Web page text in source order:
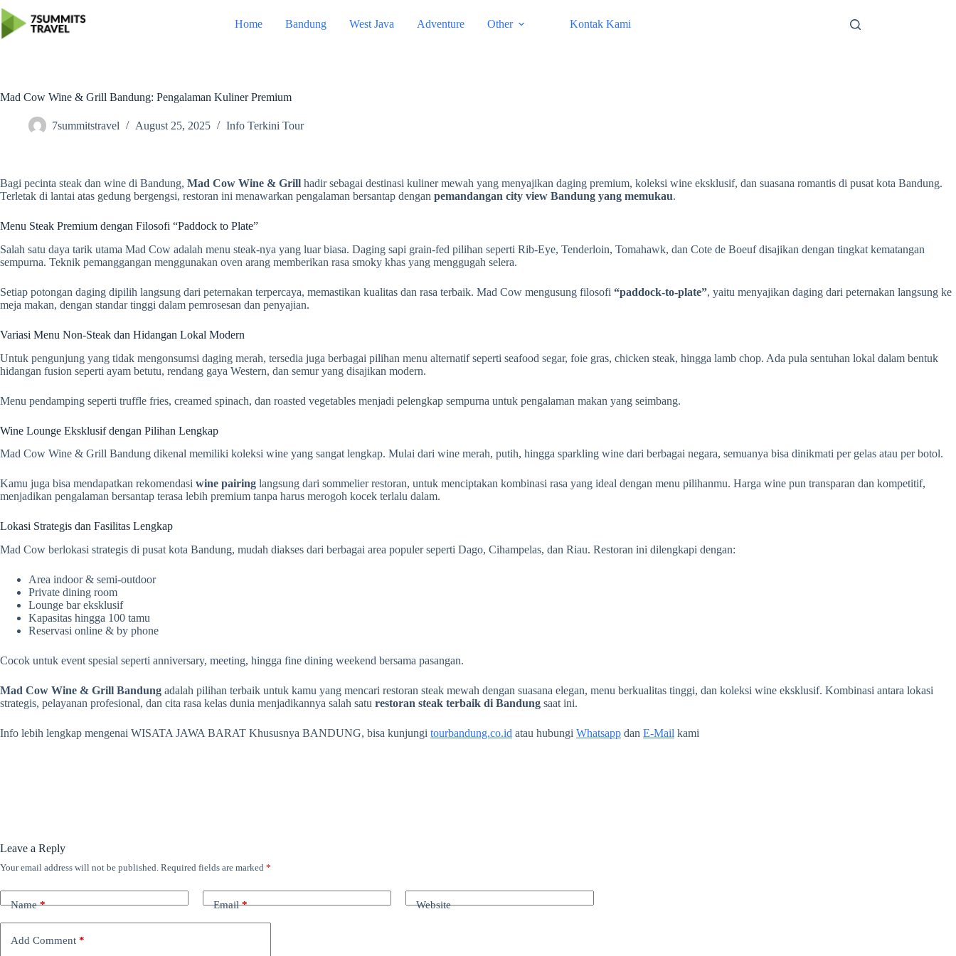
Skip
to
content
Home Bandung West Java Adventure Other Kontak Kami
Mad Cow Wine & Grill Bandung: Pengalaman Kuliner Premium
7summitstravel August 25, 2025 Info Terkini Tour
Bagi pecinta steak dan wine di Bandung, Mad Cow Wine & Grill hadir sebagai destinasi kuliner mewah yang menyajikan daging premium, koleksi wine eksklusif, dan suasana romantis di pusat kota Bandung.
Terletak di lantai atas gedung bergengsi, restoran ini menawarkan pengalaman bersantap dengan pemandangan city view Bandung yang memukau.
Menu Steak Premium dengan Filosofi “Paddock to Plate”
Salah satu daya tarik utama Mad Cow adalah menu steak-nya yang luar biasa. Daging sapi grain-fed pilihan seperti Rib-Eye, Tenderloin, Tomahawk, dan Cote de Boeuf disajikan dengan tingkat kematangan
sempurna. Teknik pemanggangan menggunakan oven arang memberikan rasa smoky khas yang menggugah selera.
Setiap potongan daging dipilih langsung dari peternakan terpercaya, memastikan kualitas dan rasa terbaik. Mad Cow mengusung filosofi “paddock-to-plate”, yaitu menyajikan daging dari peternakan langsung ke
meja makan, dengan standar tinggi dalam pemrosesan dan penyajian.
Variasi Menu Non-Steak dan Hidangan Lokal Modern
Untuk pengunjung yang tidak mengonsumsi daging merah, tersedia juga berbagai pilihan menu alternatif seperti seafood segar, foie gras, chicken steak, hingga lamb chop. Ada pula sentuhan lokal dalam bentuk
hidangan fusion seperti ayam betutu, rendang gaya Western, dan semur yang disajikan modern.
Menu pendamping seperti truffle fries, creamed spinach, dan roasted vegetables menjadi pelengkap sempurna untuk pengalaman makan yang seimbang.
Wine Lounge Eksklusif dengan Pilihan Lengkap
Mad Cow Wine & Grill Bandung dikenal memiliki koleksi wine yang sangat lengkap. Mulai dari wine merah, putih, hingga sparkling wine dari berbagai negara, semuanya bisa dinikmati per gelas atau per botol.
Kamu juga bisa mendapatkan rekomendasi wine pairing langsung dari sommelier restoran, untuk menciptakan kombinasi rasa yang ideal dengan menu pilihanmu. Harga wine pun transparan dan kompetitif,
menjadikan pengalaman bersantap terasa lebih premium tanpa harus merogoh kocek terlalu dalam.
Lokasi Strategis dan Fasilitas Lengkap
Mad Cow berlokasi strategis di pusat kota Bandung, mudah diakses dari berbagai area populer seperti Dago, Cihampelas, dan Riau. Restoran ini dilengkapi dengan:
Area indoor & semi-outdoor
Private dining room
Lounge bar eksklusif
Kapasitas hingga 100 tamu
Reservasi online & by phone
Cocok untuk event spesial seperti anniversary, meeting, hingga fine dining weekend bersama pasangan.
Mad Cow Wine & Grill Bandung adalah pilihan terbaik untuk kamu yang mencari restoran steak mewah dengan suasana elegan, menu berkualitas tinggi, dan koleksi wine eksklusif. Kombinasi antara lokasi
strategis, pelayanan profesional, dan cita rasa kelas dunia menjadikannya salah satu restoran steak terbaik di Bandung saat ini.
Info lebih lengkap mengenai WISATA JAWA BARAT Khususnya BANDUNG, bisa kunjungi tourbandung.co.id atau hubungi Whatsapp dan E-Mail kami
Leave a Reply
Your email address will not be published. Required fields are marked *
Name* Email* Website
Add Comment *